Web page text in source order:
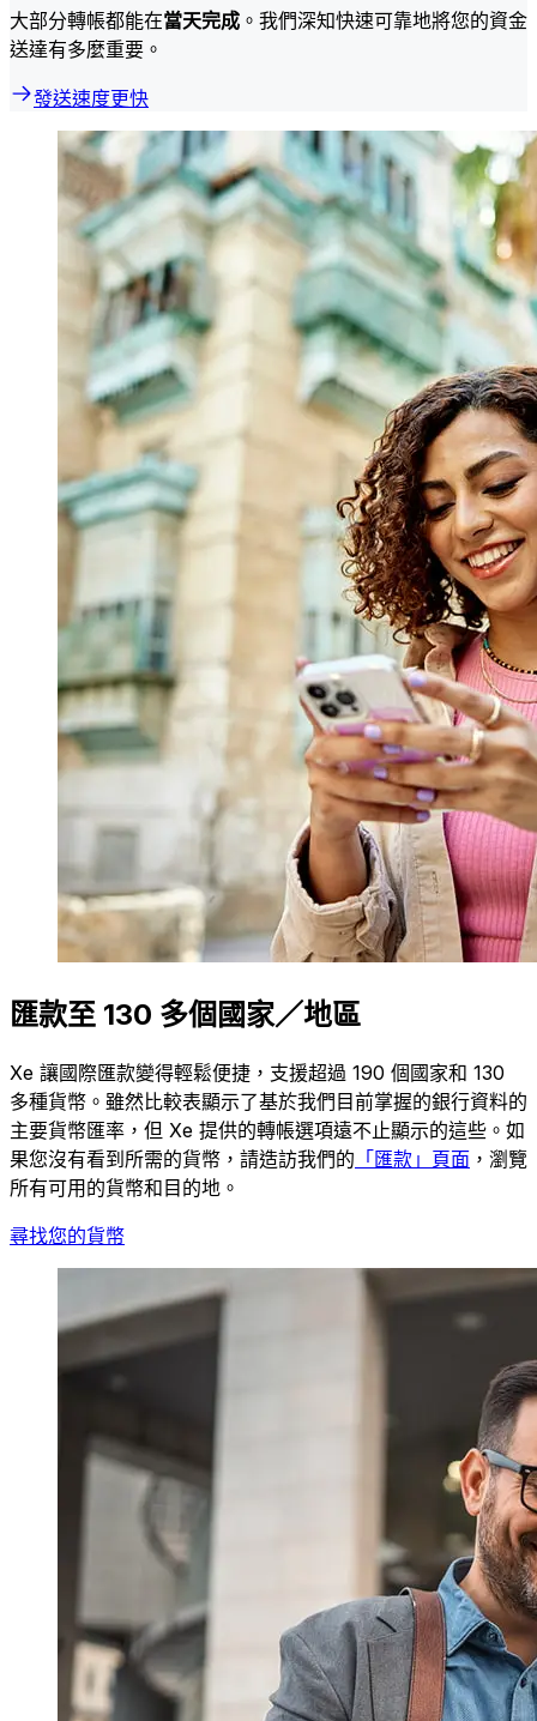
大部分轉帳都能在當天完成 。我們深知快速可靠地將您的資金
送達有多麼重要。
發送速度更快
匯款至 130 多個國家／地區
Xe 讓國際匯款變得輕鬆便捷，支援超過 190 個國家和 130
多種貨幣。雖然比較表顯示了基於我們目前掌握的銀行資料的
主要貨幣匯率，但 Xe 提供的轉帳選項遠不止顯示的這些。如
果您沒有看到所需的貨幣，請造訪我們的 「匯款」頁面 ，瀏覽
所有可用的貨幣和目的地。
尋找您的貨幣